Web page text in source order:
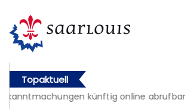
Topaktuell
künftig online abrufbar